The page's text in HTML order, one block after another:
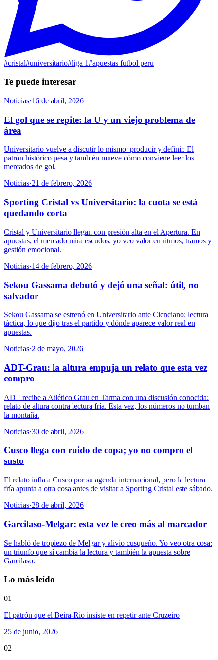
#cristal#universitario#liga 1#apuestas futbol peru
Te puede interesar
Noticias·16 de abril, 2026
El gol que se repite: la U y un viejo problema de
área
Universitario vuelve a discutir lo mismo: producir y definir. El
patrón histórico pesa y también mueve cómo conviene leer los
mercados de gol.
Noticias·21 de febrero, 2026
Sporting Cristal vs Universitario: la cuota se está
quedando corta
Cristal y Universitario llegan con presión alta en el Apertura. En
apuestas, el mercado mira escudos; yo veo valor en ritmos, tramos y
gestión emocional.
Noticias·14 de febrero, 2026
Sekou Gassama debutó y dejó una señal: útil, no
salvador
Sekou Gassama se estrenó en Universitario ante Cienciano: lectura
táctica, lo que dijo tras el partido y dónde aparece valor real en
apuestas.
Noticias·2 de mayo, 2026
ADT-Grau: la altura empuja un relato que esta vez
compro
ADT recibe a Atlético Grau en Tarma con una discusión conocida:
relato de altura contra lectura fría. Esta vez, los números no tumban
la montaña.
Noticias·30 de abril, 2026
Cusco llega con ruido de copa; yo no compro el
susto
El relato infla a Cusco por su agenda internacional, pero la lectura
fría apunta a otra cosa antes de visitar a Sporting Cristal este sábado.
Noticias·28 de abril, 2026
Garcilaso-Melgar: esta vez le creo más al marcador
Se habló de tropiezo de Melgar y alivio cusqueño. Yo veo otra cosa:
un triunfo que sí cambia la lectura y también la apuesta sobre
Garcilaso.
Lo más leído
01
El patrón que el Beira-Rio insiste en repetir ante Cruzeiro
25 de junio, 2026
02